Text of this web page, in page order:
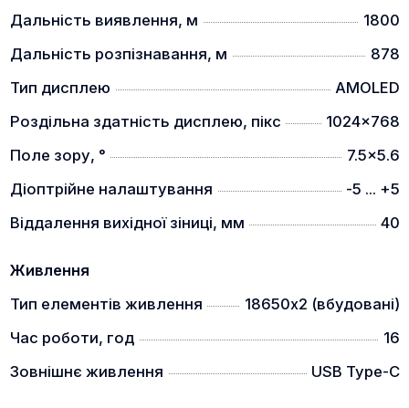
Вбудовані батареї 18650х2 дають можливість
годин.
Двостороннє підключення Wi-Fi
Дальність виявлення, м
1800
Дальність розпізнавання, м
878
Тип дисплею
AMOLED
Роздільна здатність дисплею, пікс
1024x768
Поле зору, °
7.5x5.6
Діоптрійне налаштування
-5 ... +5
Віддалення вихідної зіниці, мм
40
Живлення
Тип елементів живлення
18650х2 (вбудовані)
Час роботи, год
16
Зовнішнє живлення
USB Type-C